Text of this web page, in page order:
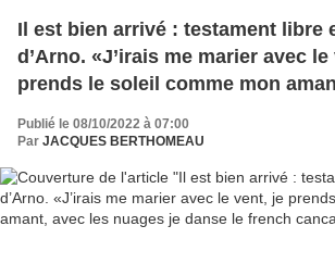
Il est bien arrivé : testament libre
d’Arno. «J’irais me marier avec
prends le soleil comme mon
nuages je danse le french cancan»
Publié le 08/10/2022 à 07:00
Par JACQUES BERTHOMEAU